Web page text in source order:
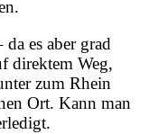
da es aber grad
direktem Weg,
zum Rhein
Ort. Kann man